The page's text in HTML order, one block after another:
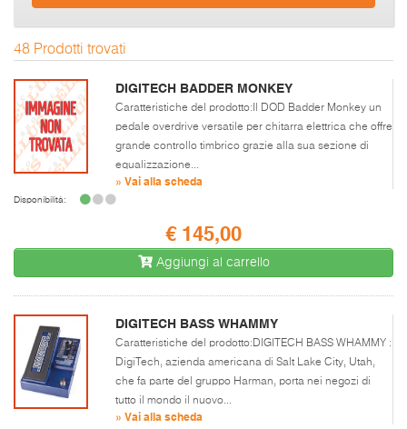
48 Prodotti trovati
DIGITECH BADDER MONKEY
Caratteristiche del prodotto:Il DOD Badder Monkey un
pedale overdrive versatile per chitarra elettrica che offre
grande controllo timbrico grazie alla sua sezione di
equalizzazione...
» Vai alla scheda
Disponibilità:
€ 145,00
Aggiungi al carrello
DIGITECH BASS WHAMMY
Caratteristiche del prodotto:DIGITECH BASS WHAMMY :
DigiTech, azienda americana di Salt Lake City, Utah,
che fa parte del gruppo Harman, porta nei negozi di
tutto il mondo il nuovo...
» Vai alla scheda